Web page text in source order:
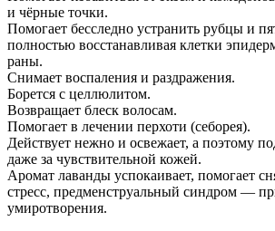
и чёрные точки.
Помогает бесследно устранить рубцы и
полностью восстанавливая клетки
раны.
Снимает воспаления и раздражения.
Борется с целлюлитом.
Возвращает блеск волосам.
Помогает в лечении перхоти (себорея).
Действует нежно и освежает, а поэтому
даже за чувствительной кожей.
Аромат лаванды успокаивает, помогает
стресс, предменструальный синдром —
умиротворения.